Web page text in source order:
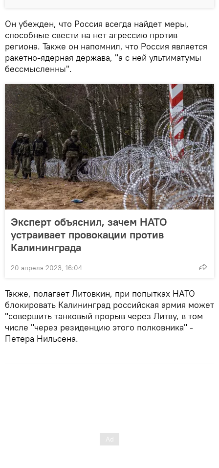
Он убежден, что Россия всегда найдет меры,
способные свести на нет агрессию против
региона. Также он напомнил, что Россия является
ракетно-ядерная держава, "а с ней ультиматумы
бессмысленны".
Эксперт объяснил, зачем НАТО
устраивает провокации против
Калининграда
20 апреля 2023, 16:04
Также, полагает Литовкин, при попытках НАТО
блокировать Калининград российская армия может
"совершить танковый прорыв через Литву, в том
числе "через резиденцию этого полковника" -
Петера Нильсена.